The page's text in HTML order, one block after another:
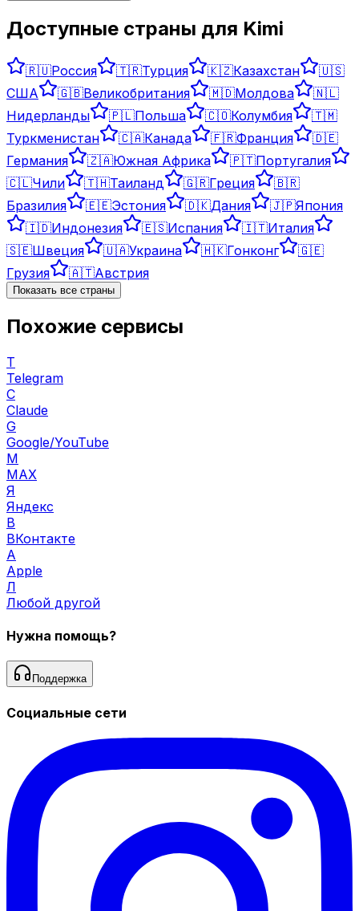
Доступные страны для Kimi
🇷🇺Россия 🇹🇷Турция 🇰🇿Казахстан
🇺🇸
США
🇬🇧Великобритания 🇲🇩Молдова
🇳🇱
Нидерланды
🇵🇱Польша 🇨🇴Колумбия
🇹🇲
Туркменистан
🇨🇦Канада 🇫🇷Франция
🇩🇪
Германия
🇿🇦Южная Африка 🇵🇹Португалия
🇨🇱Чили 🇹🇭Таиланд 🇬🇷Греция
🇧🇷
Бразилия
🇪🇪Эстония 🇩🇰Дания 🇯🇵Япония
🇮🇩Индонезия 🇪🇸Испания 🇮🇹Италия
🇸🇪Швеция 🇺🇦Украина 🇭🇰Гонконг
🇬🇪
Грузия
🇦🇹Австрия
Показать все страны
Похожие сервисы
T
Telegram
C
Claude
G
Google/YouTube
M
MAX
Я
Яндекс
В
ВКонтакте
A
Apple
Л
Любой другой
Нужна помощь?
Поддержка
Социальные сети